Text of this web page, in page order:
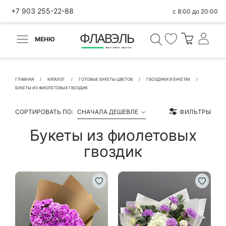
+7 903 255-22-88 с 8:00 до 20:00
МЕНЮ
ГЛАВНАЯ КАТАЛОГ ГОТОВЫЕ БУКЕТЫ ЦВЕТОВ
ГВОЗДИКИ В БУКЕТАХ
БУКЕТЫ ИЗ ФИОЛЕТОВЫХ ГВОЗДИК
СОРТИРОВАТЬ ПО: СНАЧАЛА ДЕШЕВЛЕ ФИЛЬТРЫ
Букеты из фиолетовых
гвоздик
ВЕРНУТЬСЯ
Быстрая покупка
КОНТАКТНЫЕ ДАННЫЕ
БЫСТРАЯ ПОКУПКА